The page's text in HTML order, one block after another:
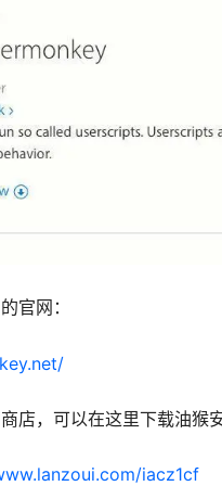
官网：
店，可以在这里下载油猴
iacz1cf